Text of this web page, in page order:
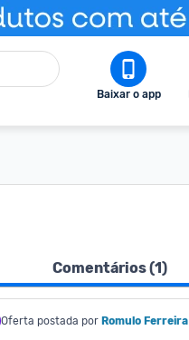
Baixar o app
Comentários (1)
Oferta postada por Romulo Ferreira